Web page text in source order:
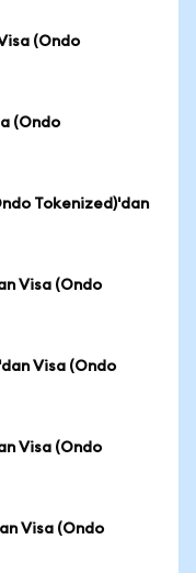
(Ondo
(Ondo
Tokenized)'dan
Visa (Ondo
Visa (Ondo
Visa (Ondo
Visa (Ondo